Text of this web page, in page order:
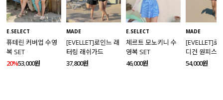
E.SELECT
퓨테린 커버업 수영
복 SET
20%53,000원
MADE
[EVELLET]로인느 래
터링 래쉬가드
37,800원
E.SELECT
체르트 모노키니 수
영복 SET
46,000원
MADE
[EVELLET]로
디건 원피스
SET
54,000원